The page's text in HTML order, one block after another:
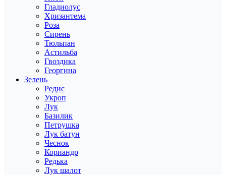
Гладиолус
Хризантема
Роза
Сирень
Тюльпан
Астильба
Гвоздика
Георгина
Зелень
Редис
Укроп
Лук
Базилик
Петрушка
Лук батун
Чеснок
Кориандр
Редька
Лук шалот